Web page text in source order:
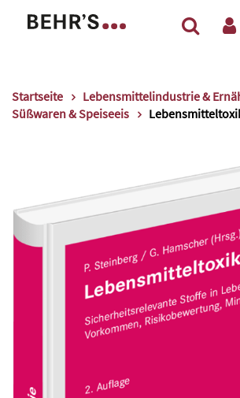
Startseite
Lebensmittelindustrie &
Süßwaren & Speiseeis